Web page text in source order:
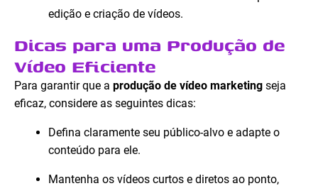
edição e criação de vídeos.
Dicas para uma Produção de
Vídeo Eficiente
Para garantir que a produção de vídeo marketing seja
eficaz, considere as seguintes dicas:
Defina claramente seu público-alvo e adapte o
conteúdo para ele.
Mantenha os vídeos curtos e diretos ao ponto,